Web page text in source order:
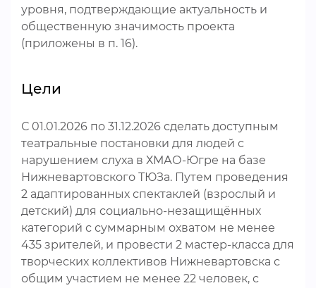
уровня, подтверждающие актуальность и
общественную значимость проекта
(приложены в п. 16).
Цели
С 01.01.2026 по 31.12.2026 сделать доступным
театральные постановки для людей с
нарушением слуха в ХМАО-Югре на базе
Нижневартовского ТЮЗа. Путем проведения
2 адаптированных спектаклей (взрослый и
детский) для социально-незащищённых
категорий с суммарным охватом не менее
435 зрителей, и провести 2 мастер-класса для
творческих коллективов Нижневартовска с
общим участием не менее 22 человек, с